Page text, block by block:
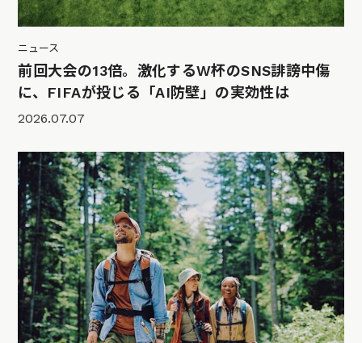
ニュース
前回大会の13倍。激化するW杯のSNS誹謗中傷
に、FIFAが投じる「AI防壁」の実効性は
2026.07.07